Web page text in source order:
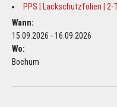
PPS | Lackschutzfolien |
Wann:
15.09.2026 - 16.09.2026
Wo:
Bochum